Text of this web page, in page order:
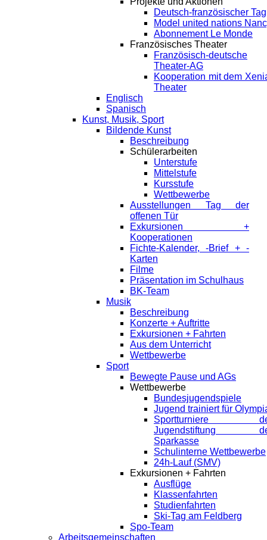
Deutsch-französischer Tag
Model united nations
Abonnement Le Monde
Französisches Theater
Französisch-deutsche
Theater-AG
Kooperation mit dem
Theater
Englisch
Spanisch
Kunst, Musik, Sport
Bildende Kunst
Beschreibung
Schülerarbeiten
Unterstufe
Mittelstufe
Kursstufe
Wettbewerbe
Ausstellungen Tag der
offenen Tür
Exkursionen +
Kooperationen
Fichte-Kalender, -Brief + -
Karten
Filme
Präsentation im Schulhaus
BK-Team
Musik
Beschreibung
Konzerte + Auftritte
Exkursionen + Fahrten
Aus dem Unterricht
Wettbewerbe
Sport
Bewegte Pause und AGs
Wettbewerbe
Bundesjugendspiele
Jugend trainiert für
Sportturniere
Jugendstiftung
Sparkasse
Schulinterne Wettbewerbe
24h-Lauf (SMV)
Exkursionen + Fahrten
Ausflüge
Klassenfahrten
Studienfahrten
Ski-Tag am Feldberg
Spo-Team
Arbeitsgemeinschaften